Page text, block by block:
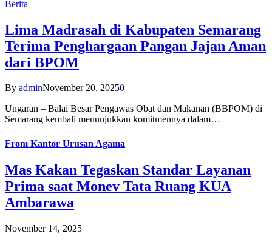
Berita
Lima Madrasah di Kabupaten Semarang
Terima Penghargaan Pangan Jajan Aman
dari BPOM
By adminNovember 20, 20250
Ungaran – Balai Besar Pengawas Obat dan Makanan (BBPOM) di
Semarang kembali menunjukkan komitmennya dalam…
From Kantor Urusan Agama
Mas Kakan Tegaskan Standar Layanan
Prima saat Monev Tata Ruang KUA
Ambarawa
November 14, 2025